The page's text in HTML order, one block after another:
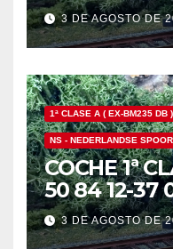
3 DE AGOSTO DE
1ª CLASE A ( EX-BM235 DB )
NS - NEDERLANDSE
COCHE 1ª
50 84 12-37
3 DE AGOSTO DE